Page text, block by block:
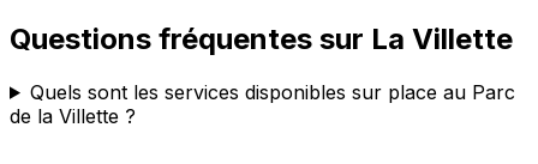
Questions fréquentes sur La Villette
Quels sont les services disponibles sur place au Parc
de la Villette ?